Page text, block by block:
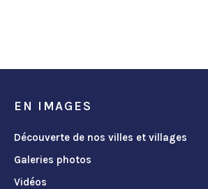
EN IMAGES
Découverte de nos villes et villages
Galeries photos
Vidéos